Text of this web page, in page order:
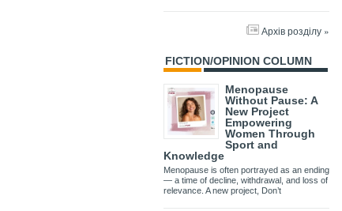
Архів розділу »
FICTION/OPINION COLUMN
Menopause
Without Pause: A
New Project
Empowering
Women Through
Sport and
Knowledge
Menopause is often portrayed as an ending
— a time of decline, withdrawal, and loss of
relevance. A new project, Don’t